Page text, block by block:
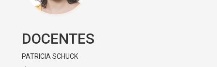
DOCENTES
PATRICIA SCHUCK